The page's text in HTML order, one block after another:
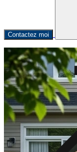
Contactez moi